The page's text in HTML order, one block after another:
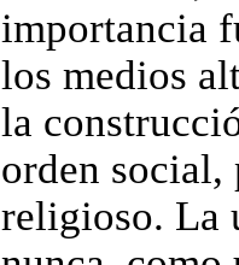
importancia
los medios
la
orden
religioso. La